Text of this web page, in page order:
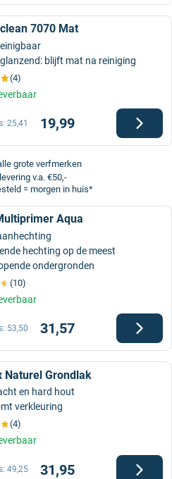
7070 Mat
blijft mat na reiniging
(4)
19,99
25,41
grote verfmerken
v.a. €50,-
= morgen in huis*
Aqua
hechting op de meest
ondergronden
(10)
31,57
53,50
Naturel Grondlak
en hard hout
verkleuring
(4)
31,95
49,25